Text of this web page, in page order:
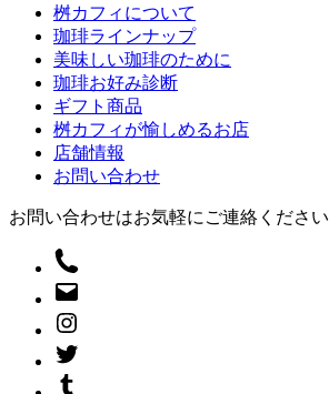
桝カフィについて
珈琲ラインナップ
美味しい珈琲のために
珈琲お好み診断
ギフト商品
桝カフィが愉しめるお店
店舗情報
お問い合わせ
お問い合わせはお気軽にご連絡ください